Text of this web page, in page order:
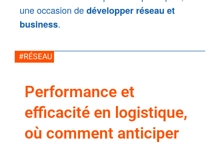
une occasion dedévelopper réseau et
business.
#RÉSEAU
Performance et
efficacité en logistique,
où comment anticiper